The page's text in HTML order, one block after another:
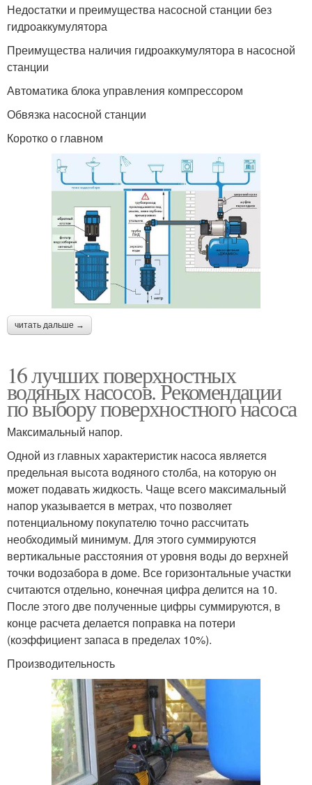
Недостатки и преимущества насосной станции без
гидроаккумулятора
Преимущества наличия гидроаккумулятора в насосной
станции
Автоматика блока управления компрессором
Обвязка насосной станции
Коротко о главном
читать дальше →
16 лучших поверхностных
водяных насосов. Рекомендации
по выбору поверхностного насоса
Максимальный напор.
Одной из главных характеристик насоса является
предельная высота водяного столба, на которую он
может подавать жидкость. Чаще всего максимальный
напор указывается в метрах, что позволяет
потенциальному покупателю точно рассчитать
необходимый минимум. Для этого суммируются
вертикальные расстояния от уровня воды до верхней
точки водозабора в доме. Все горизонтальные участки
считаются отдельно, конечная цифра делится на 10.
После этого две полученные цифры суммируются, в
конце расчета делается поправка на потери
(коэффициент запаса в пределах 10%).
Производительность